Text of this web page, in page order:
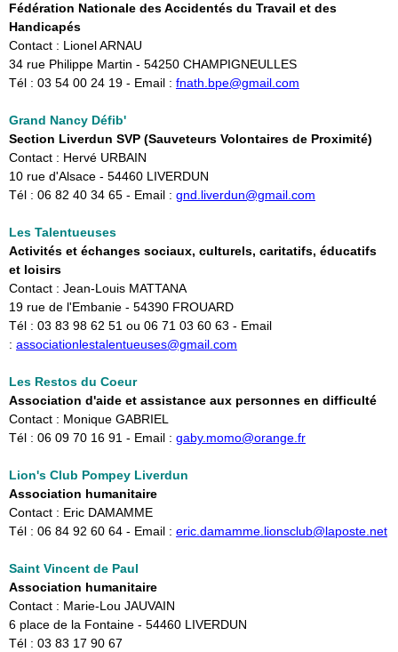
Fédération Nationale des Accidentés du Travail et des
Handicapés
Contact : Lionel ARNAU
34 rue Philippe Martin - 54250 CHAMPIGNEULLES
Tél : 03 54 00 24 19 - Email : ​ fnath.bpe@gmail.com
Grand Nancy Défib'
Section Liverdun SVP (Sauveteurs Volontaires de Proximité)
Contact : Hervé URBAIN
10 rue d'Alsace - 54460 LIVERDUN
Tél : 06 82 40 34 65 - Email : gnd.liverdun@gmail.com
Les Talentueuses
Activités et échanges sociaux, culturels, caritatifs, éducatifs
et loisirs
Contact : Jean-Louis MATTANA
19 rue de l'Embanie - 54390 FROUARD
Tél : 03 83 98 62 51 ou 06 71 03 60 63 - Email
: associationlestalentueuses@gmail.com
Les Restos du Coeur
Association d'aide et assistance aux personnes en difficulté
Contact : Monique GABRIEL
Tél : 06 09 70 16 91 - Email : gaby.momo@orange.fr
Lion's Club Pompey Liverdun
Association humanitaire
Contact : Eric DAMAMME
Tél : 06 84 92 60 64 - Email : eric.damamme.lionsclub@laposte.net
Saint Vincent de Paul
Association humanitaire
Contact : Marie-Lou JAUVAIN
6 place de la Fontaine - 54460 LIVERDUN
Tél : 03 83 17 90 67